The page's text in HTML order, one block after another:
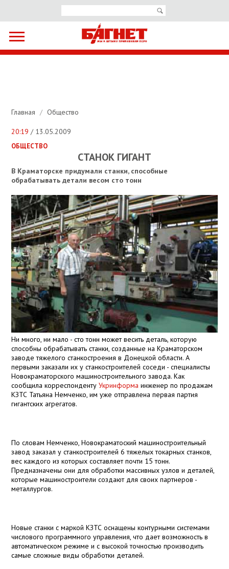
Главная / Общество
20:19 / 13.05.2009
ОБЩЕСТВО
СТАНОК ГИГАНТ
В Краматорске придумали станки, способные
обрабатывать детали весом сто тонн
Ни много, ни мало - сто тонн может весить деталь, которую
способны обрабатывать станки, созданные на Краматорском
заводе тяжелого станкостроения в Донецкой области. А
первыми заказали их у станкостроителей соседи - специалисты
Новокраматорского машиностроительного завода. Как
сообщила корреспондентуУкринформа инженер по продажам
КЗТС Татьяна Немченко, им уже отправлена первая партия
гигантских агрегатов.
По словам Немченко, Новокраматоский машиностроительный
завод заказал у станкостроителей 6 тяжелых токарных станков,
вес каждого из которых составляет почти 15 тонн.
Предназначены они для обработки массивных узлов и деталей,
которые машиностроители создают для своих партнеров -
металлургов.
Новые станки с маркой КЗТС оснащены контурными системами
числового программного управления, что дает возможность в
автоматическом режиме и с высокой точностью производить
самые сложные виды обработки деталей.